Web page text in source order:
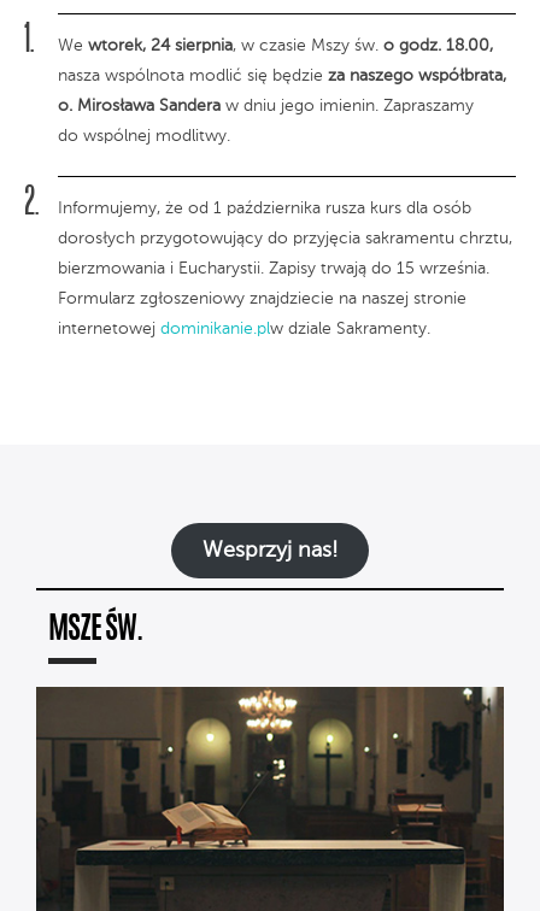
We wtorek, 24 sierpnia, w czasie Mszy św. o godz. 18.00,
nasza wspólnota modlić się będzie za naszego współbrata,
o. Mirosława Sandera w dniu jego imienin. Zapraszamy
do wspólnej modlitwy.
Informujemy, że od 1 października rusza kurs dla osób
dorosłych przygotowujący do przyjęcia sakramentu chrztu,
bierzmowania i Eucharystii. Zapisy trwają do 15 września.
Formularz zgłoszeniowy znajdziecie na naszej stronie
internetowej dominikanie.plw dziale Sakramenty.
Wesprzyj nas!
MSZE ŚW.